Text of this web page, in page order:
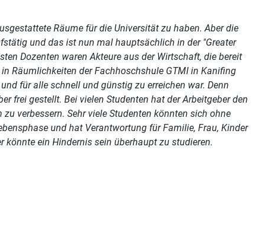
Räume für die Universität zu haben. Aber die
und das ist nun mal hauptsächlich in der "Greater
Dozenten waren Akteure aus der Wirtschaft, die bereit
Räumlichkeiten der Fachhoschshule GTMI in Kanifing
für alle schnell und günstig zu erreichen war. Denn
frei gestellt. Bei vielen Studenten hat der Arbeitgeber den
verbessern. Sehr viele Studenten könnten sich ohne
und hat Verantwortung für Familie, Frau, Kinder
ein Hindernis sein überhaupt zu studieren.